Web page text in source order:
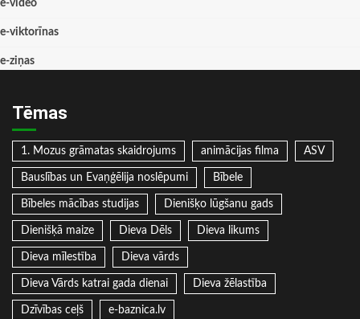
e-video
e-viktorīnas
e-ziņas
Tēmas
1. Mozus grāmatas skaidrojums animācijas filma ASV
Bauslības un Evaņģēlija noslēpumi Bībele
Bībeles mācības studijas Dienišķo lūgšanu gads
Dienišķā maize Dieva Dēls Dieva likums
Dieva mīlestība Dieva vārds
Dieva Vārds katrai gada dienai Dieva žēlastība
Dzīvības ceļš e-baznica.lv